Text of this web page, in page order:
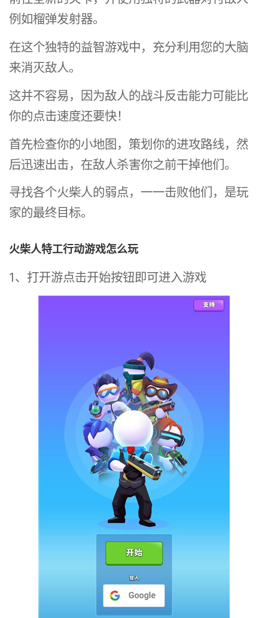
例如榴弹发射器。
在这个独特的益智游戏中，充分利用您的大脑
来消灭敌人。
这并不容易，因为敌人的战斗反击能力可能比
你的点击速度还要快！
首先检查你的小地图，策划你的进攻路线，然
后迅速出击，在敌人杀害你之前干掉他们。
寻找各个火柴人的弱点，一一击败他们，是玩
家的最终目标。
火柴人特工行动游戏怎么玩
1、打开游点击开始按钮即可进入游戏